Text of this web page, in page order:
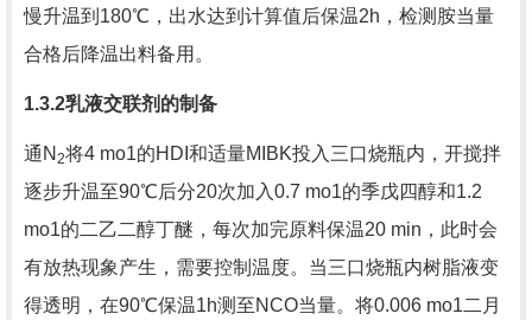
慢升温到 180℃，出水达到计算值后保温2h ，检测胺当量
合格后降温出料备用。
1.3.2乳液交联剂的制备
通 N 2将4 mo1的HDI 和适量MIBK投入三口烧瓶内，开搅拌
逐步升温至90℃后分20次加入0.7 mo1的季戊四醇和1.2
mo1的二乙二醇丁醚，每次加完原料保温20 min ，此时会
有放热现象产生，需要控制温度。当三口烧瓶内树脂液变
得透明，在90℃保温1h测至NCO当量。将0.006 mo1二月